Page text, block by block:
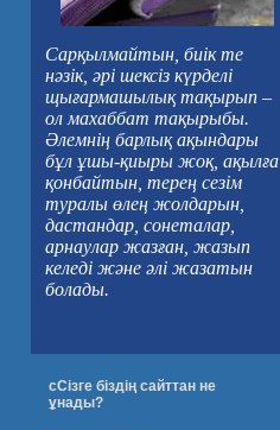
Сарқылмайтын, биік те
нәзік, әрі шексіз күрделі
щығармашылық тақырып –
ол махаббат тақырыбы.
Әлемнің барлық ақындары
бұл ұшы-қиыры жоқ, ақылға
қонбайтын, терең сезім
туралы өлең жолдарын,
дастандар, сонеталар,
арнаулар жазған, жазып
келеді және әлі жазатын
болады.
сСізге біздің сайттан не
ұнады?